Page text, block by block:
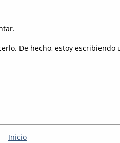
De hecho, estoy escribiendo
Inicio